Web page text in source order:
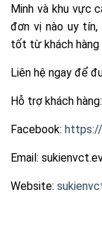
Minh và khu vực
đơn vị nào uy tín,
tốt từ khách hàng
Liên hệ ngay để
Hỗ trợ khách
Facebook:
Email:
Website: